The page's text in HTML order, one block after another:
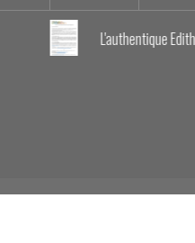
L'authentique Edith